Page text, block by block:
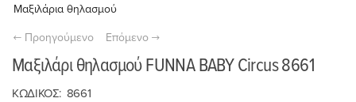
Μαξιλάρια θηλασμού
Προηγούμενο Επόμενο
Μαξιλάρι θηλασμού FUNNA BABY Circus 8661
ΚΩΔΙΚΟΣ: 8661